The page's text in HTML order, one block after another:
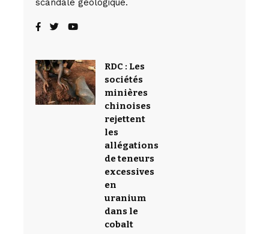
RDC : Les
sociétés
minières
chinoises
rejettent
les
allégations
de teneurs
excessives
en
uranium
dans le
cobalt